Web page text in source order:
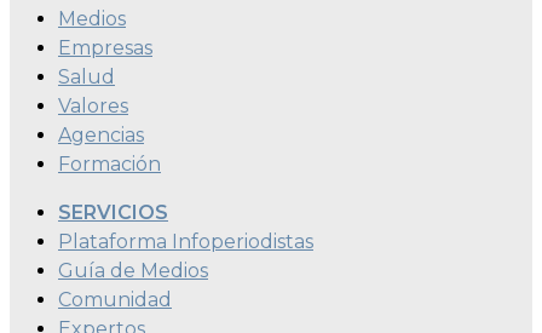
Medios
Empresas
Salud
Valores
Agencias
Formación
SERVICIOS
Plataforma Infoperiodistas
Guía de Medios
Comunidad
Expertos